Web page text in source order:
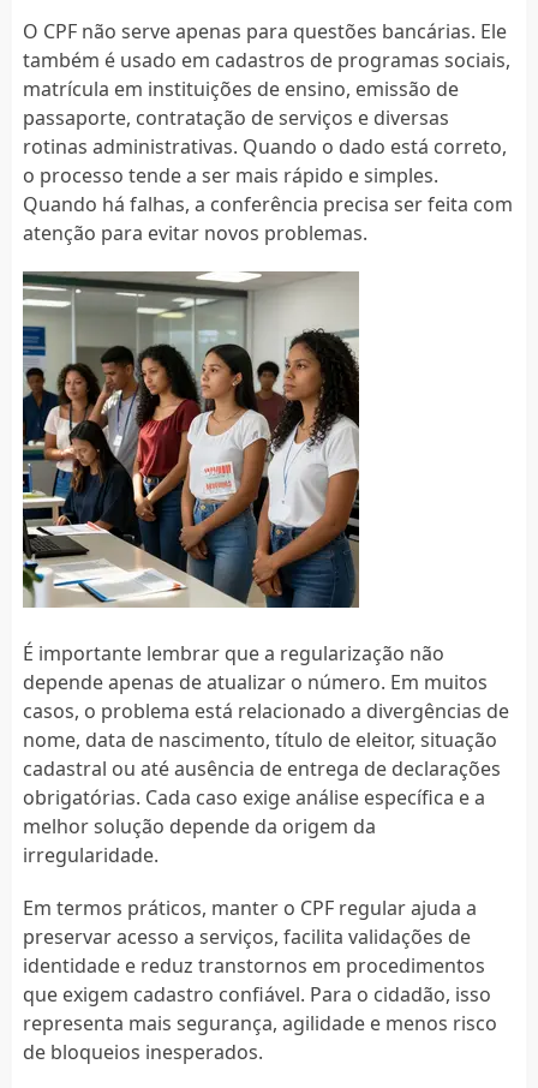
O CPF não serve apenas para questões bancárias. Ele
também é usado em cadastros de programas sociais,
matrícula em instituições de ensino, emissão de
passaporte, contratação de serviços e diversas
rotinas administrativas. Quando o dado está correto,
o processo tende a ser mais rápido e simples.
Quando há falhas, a conferência precisa ser feita com
atenção para evitar novos problemas.
É importante lembrar que a regularização não
depende apenas de atualizar o número. Em muitos
casos, o problema está relacionado a divergências de
nome, data de nascimento, título de eleitor, situação
cadastral ou até ausência de entrega de declarações
obrigatórias. Cada caso exige análise específica e a
melhor solução depende da origem da
irregularidade.
Em termos práticos, manter o CPF regular ajuda a
preservar acesso a serviços, facilita validações de
identidade e reduz transtornos em procedimentos
que exigem cadastro confiável. Para o cidadão, isso
representa mais segurança, agilidade e menos risco
de bloqueios inesperados.